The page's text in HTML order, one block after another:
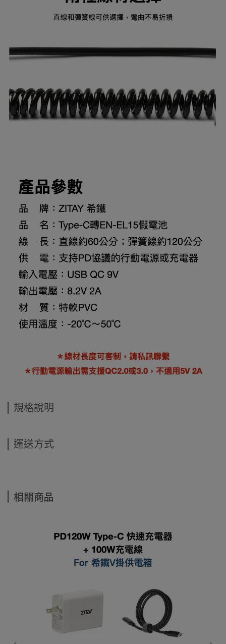
規格說明
運送方式
相關商品